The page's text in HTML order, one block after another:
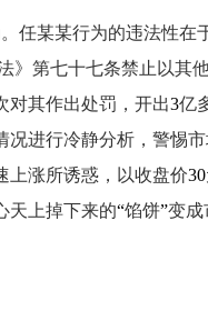
任某某行为的违法性
第七十七条禁止以其
对其作出处罚，开出3亿
进行冷静分析，警惕
上涨所诱惑，以收盘价30
天上掉下来的“馅饼”变成